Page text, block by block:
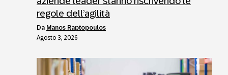
regole dell’agilità
da Manos Raptopoulos
Agosto 3, 2026